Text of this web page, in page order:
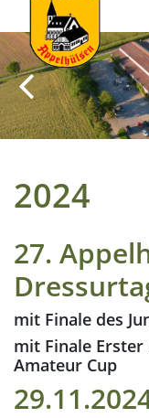
2024
27.
mit Finale des
mit Finale Erster
Amateur Cup